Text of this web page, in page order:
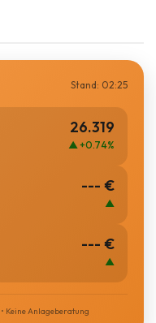
Stand: 02:25
26.319
▲ +0.74%
--- €
▲
--- €
▲
Keine Anlageberatung